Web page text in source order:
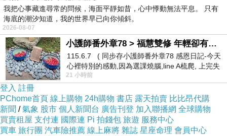
心情沒有太大的起伏，結果一樣就好，
其他 那些過份的事，交給上帝處理。
雨 也漸漸變小... 適合處理下一段的事...
接受、漸漸放下... 道謝、道愛、道歉、道別！
我把心事藏進尋常的問候，海面平靜如昔，心中悸動無法平息。 只有
海底的潮汐知道，我的世界早已向你傾斜。
2026-08-07
小護師番外章78 > 福慧雙修 年輕卻有個老靈魂 ㄑ金剛經〉podcast
115.6.7 ( 同步存小護師番外章78 感恩日記-今天
心裡特別的感動,因為選課燒腦,line A梳爬, 上完失
智課的她,特來傾
21 小時前
登入 註冊
PChome首頁 線上購物 24h購物 書店 露天拍賣 比比昂代購
新聞 /氣象 股市 個人新聞台 廣告刊登 加入聯播網 全球購物
買賣租屋 支付連 國際連 Pi 拍錢包 旅遊 服務中心
買車 旅行團 汽車險推薦 線上麻將 雜誌 星座命理 會員中心